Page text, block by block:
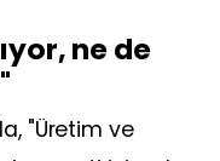
ne de
"Üretim ve